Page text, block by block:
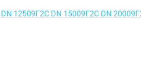
12509Г2С DN 15009Г2С DN 200